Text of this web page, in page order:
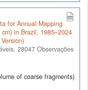
for Annual Mapping
in Brazil, 1985–2024
28047 Observações
of coarse fragments)